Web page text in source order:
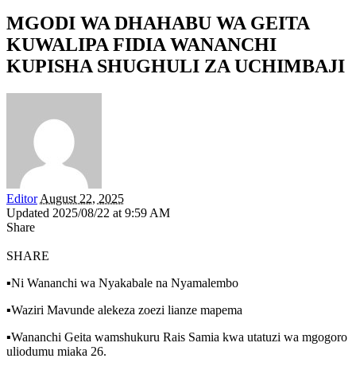
MGODI WA DHAHABU WA GEITA
KUWALIPA FIDIA WANANCHI
KUPISHA SHUGHULI ZA UCHIMBAJI
Editor August 22, 2025
Updated 2025/08/22 at 9:59 AM
Share
SHARE
▪️Ni Wananchi wa Nyakabale na Nyamalembo
▪️Waziri Mavunde alekeza zoezi lianze mapema
▪️Wananchi Geita wamshukuru Rais Samia kwa utatuzi wa mgogoro
uliodumu miaka 26.